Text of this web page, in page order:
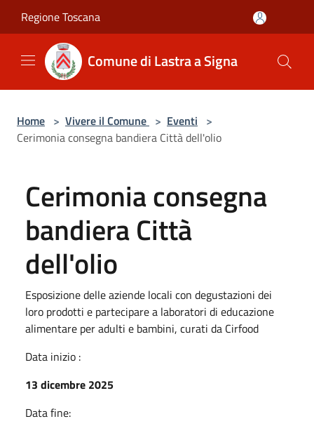
Regione Toscana
Comune di Lastra a Signa
Home > Vivere il Comune > Eventi >
Cerimonia consegna bandiera Città dell'olio
Cerimonia consegna
bandiera Città
dell'olio
Esposizione delle aziende locali con degustazioni dei
loro prodotti e partecipare a laboratori di educazione
alimentare per adulti e bambini, curati da Cirfood
Data inizio :
13 dicembre 2025
Data fine: